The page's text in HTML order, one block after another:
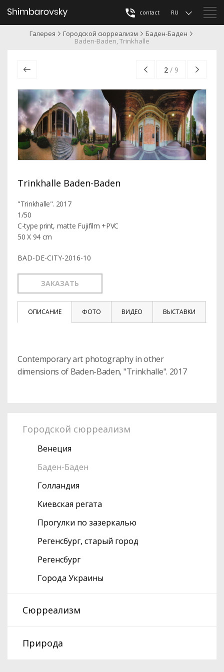
contact RU
Галерея Городской сюрреализм
Баден-Баден
Baden-Baden, Trinkhalle
2 / 9
Trinkhalle Baden-Baden
"Trinkhalle". 2017
1/50
C-type print, matte Fujifilm +PVC
50 X 94 cm
BAD-DE-CITY-2016-10
ЗАКАЗАТЬ
ОПИСАНИЕ ФОТО ВИДЕО ВЫСТАВКИ
Contemporary art photography in other
dimensions of Baden-Baden, "Trinkhalle". 2017
Городской сюрреализм
Венеция
Баден-Баден
Голландия
Киевская регата
Прогулки по зазеркалью
Регенсбург, старый город
Регенсбург
Города Украины
Сюрреализм
Природа